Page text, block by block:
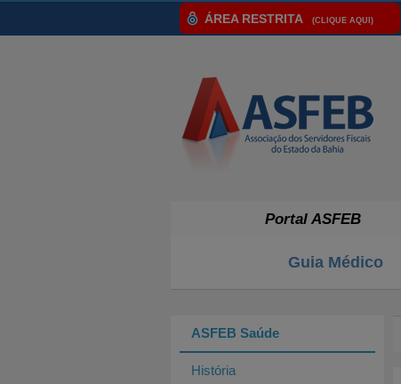
ÁREA RESTRITA (CLIQUE AQUI)
Portal ASFEB
Guia Médico
ASFEB Saúde
História